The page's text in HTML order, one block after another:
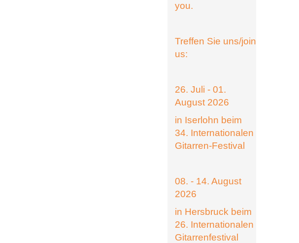
you.
Treffen Sie uns/join
us:
26. Juli - 01.
August 2026
in Iserlohn beim
34. Internationalen
Gitarren-Festival
08. - 14. August
2026
in Hersbruck beim
26. Internationalen
Gitarrenfestival